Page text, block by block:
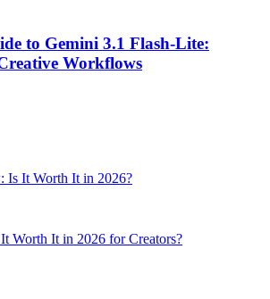
to Gemini 3.1 Flash-Lite:
Workflows
Is It Worth It in 2026?
Worth It in 2026 for Creators?